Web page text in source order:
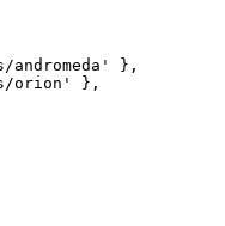
'
},
orion '
},